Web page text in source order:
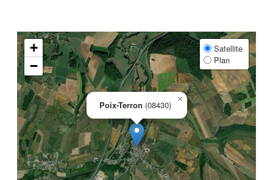
Poix-Terron (08430)
×
+
−
Satellite
Plan